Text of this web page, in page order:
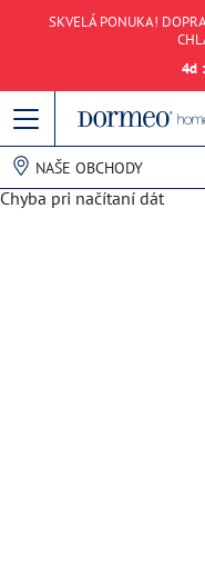
SKVELÁ PONUKA!
4d :
NAŠE OBCHODY
Chyba pri načítaní dát